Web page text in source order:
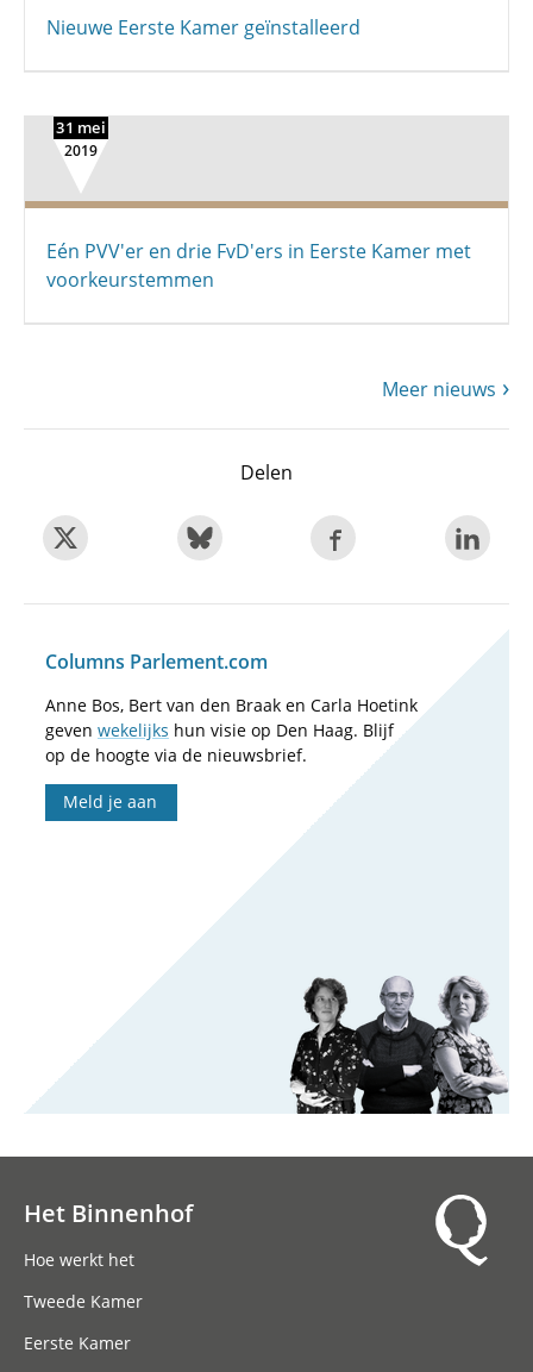
Nieuwe Eerste Kamer geïnstalleerd
31 mei
2019
Eén PVV'er en drie FvD'ers in Eerste Kamer met
voorkeurstemmen
Meer nieuws
Delen
Columns Parlement.com
Anne Bos, Bert van den Braak en Carla Hoetink
geven wekelijks hun visie op Den Haag. Blijf
op de hoogte via de nieuwsbrief.
Meld je aan
Het Binnenhof
Hoe werkt het
Tweede Kamer
Eerste Kamer